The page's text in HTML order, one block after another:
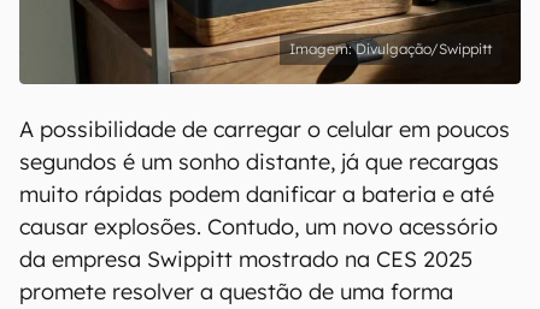
Divulgação/Swippitt
A possibilidade de carregar o celular em poucos
segundos é um sonho distante, já que recargas
muito rápidas podem danificar a bateria e até
causar explosões. Contudo, um novo acessório
da empresa Swippitt mostrado na CES 2025
promete resolver a questão de uma forma